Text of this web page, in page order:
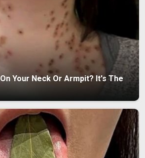
Your Neck Or Armpit? It's The